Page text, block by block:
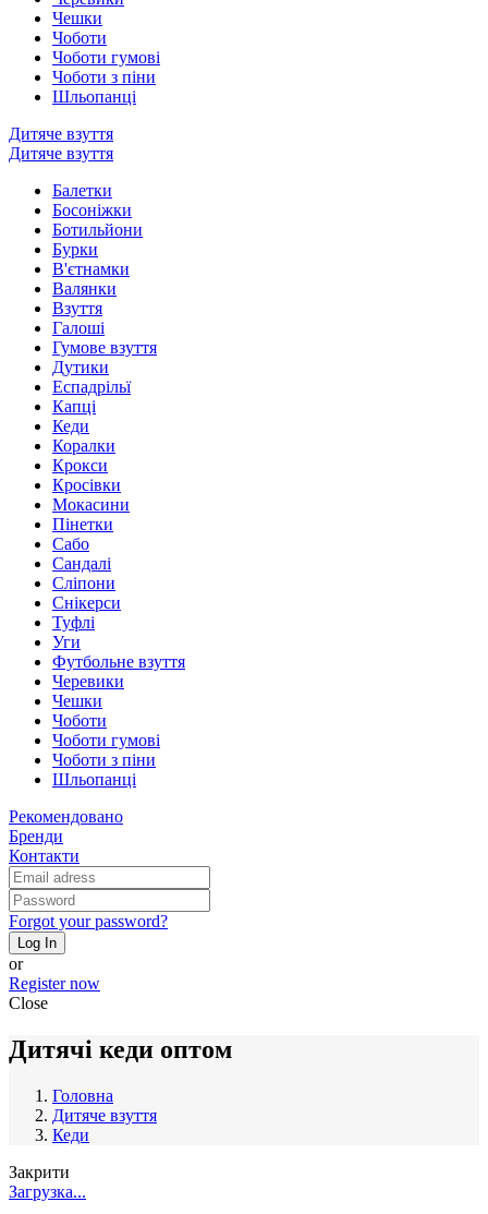
Чешки
Чоботи
Чоботи гумові
Чоботи з піни
Шльопанці
Дитяче взуття
Дитяче взуття
Балетки
Босоніжки
Ботильйони
Бурки
В'єтнамки
Валянки
Взуття
Галоші
Гумове взуття
Дутики
Еспадрільї
Капці
Кеди
Коралки
Крокси
Кросівки
Мокасини
Пінетки
Сабо
Сандалі
Сліпони
Снікерси
Туфлі
Уги
Футбольне взуття
Черевики
Чешки
Чоботи
Чоботи гумові
Чоботи з піни
Шльопанці
Рекомендовано
Бренди
Контакти
Forgot your password?
Log In
or
Register now
Close
Дитячі кеди оптом
Головна
Дитяче взуття
Кеди
Закрити
Загрузка...